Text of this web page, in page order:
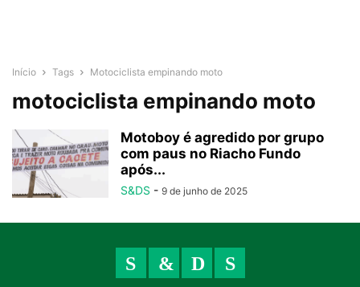
Início Tags Motociclista empinando moto
motociclista empinando moto
Motoboy é agredido por grupo
com paus no Riacho Fundo
após...
S&DS - 9 de junho de 2025